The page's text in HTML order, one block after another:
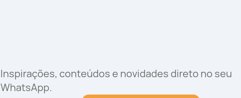
Inspirações, conteúdos e novidades direto no seu
WhatsApp.